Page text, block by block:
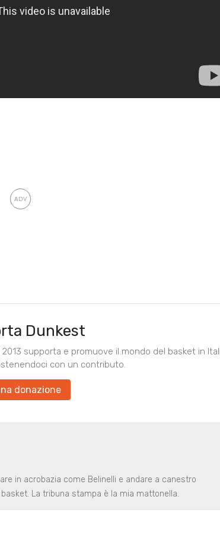
Dunkest
supporta e promuove il mondo del basket in
con un contributo.
donazione
in acrobazia come Belinelli e andare a canestro
La tribuna stampa è la mia mattonella.